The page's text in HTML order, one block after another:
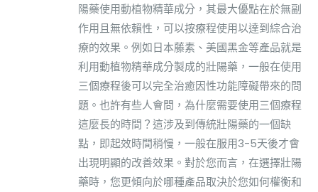
陽藥使用動植物精華成分，其最大優點在於無副
作用且無依賴性，可以按療程使用以達到綜合治
療的效果。例如日本藤素、美國黑金等產品就是
利用動植物精華成分製成的壯陽藥，一般在使用
三個療程後可以完全治癒因性功能障礙帶來的問
題。也許有些人會問，為什麼需要使用三個療程
這麼長的時間？這涉及到傳統壯陽藥的一個缺
點，即起效時間稍慢，一般在服用3-5天後才會
出現明顯的改善效果。對於您而言，在選擇壯陽
藥時，您更傾向於哪種產品取決於您如何權衡和